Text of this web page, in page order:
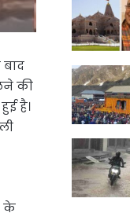
की
है।
के